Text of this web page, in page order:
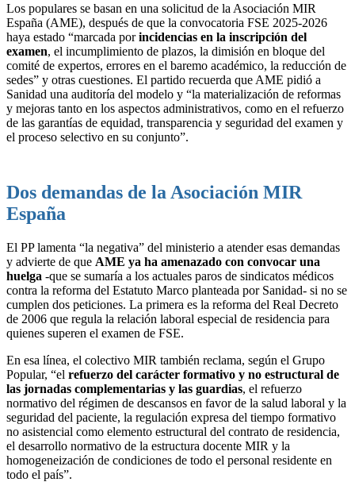
Los populares se basan en una solicitud de la Asociación MIR
España (AME), después de que la convocatoria FSE 2025-2026
haya estado “marcada porincidencias en la inscripción del
examen, el incumplimiento de plazos, la dimisión en bloque del
comité de expertos, errores en el baremo académico, la reducción de
sedes” y otras cuestiones. El partido recuerda que AME pidió a
Sanidad una auditoría del modelo y “la materialización de reformas
y mejoras tanto en los aspectos administrativos, como en el refuerzo
de las garantías de equidad, transparencia y seguridad del examen y
el proceso selectivo en su conjunto”.
Dos demandas de la Asociación MIR
España
El PP lamenta “la negativa” del ministerio a atender esas demandas
y advierte de que AME ya ha amenazado con convocar una
huelga -que se sumaría a los actuales paros de sindicatos médicos
contra la reforma del Estatuto Marco planteada por Sanidad- si no se
cumplen dos peticiones. La primera es la reforma del Real Decreto
de 2006 que regula la relación laboral especial de residencia para
quienes superen el examen de FSE.
En esa línea, el colectivo MIR también reclama, según el Grupo
Popular, “el refuerzo del carácter formativo y no estructural de
las jornadas complementarias y las guardias, el refuerzo
normativo del régimen de descansos en favor de la salud laboral y la
seguridad del paciente, la regulación expresa del tiempo formativo
no asistencial como elemento estructural del contrato de residencia,
el desarrollo normativo de la estructura docente MIR y la
homogeneización de condiciones de todo el personal residente en
todo el país”.